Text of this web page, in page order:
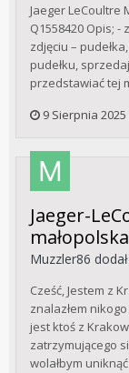
Jaeger LeCoultre
Q1558420 Opis;
zdjęciu –
pudełku,
przedstawiać tej
9 Sierpnia 2025
Jaeger-
małopolska
Muzzler86
Cześć, Jestem z
znalazłem
jest ktoś z
zatrzymującego
wolałbym